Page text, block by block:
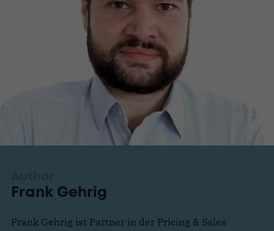
Frank Gehrig
Frank Gehrig ist Partner in der Pricing & Sales